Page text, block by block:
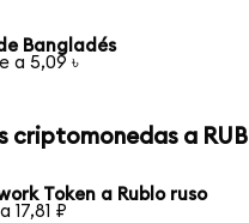
Bangladés
a 5,09 ৳
criptomonedas a RUB
Token a Rublo ruso
17,81 ₽